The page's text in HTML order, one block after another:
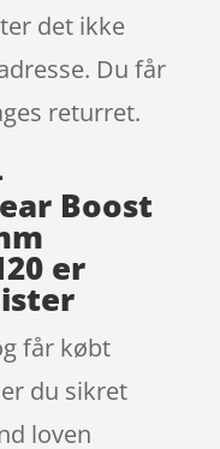
det ikke
Du får
returret.
Boost
er
får købt
du sikret
loven